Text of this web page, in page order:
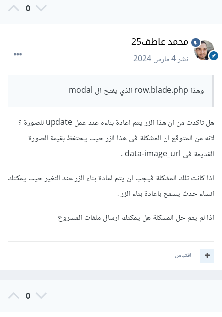
0
محمد عاطف25
نشر4 مارس 2024
وهذا row.blade.php الذي يفتح ال modal
هل تاكدت من ان هذا الزر يتم اعادة بناءه عند عمل update للصورة ؟
لانه من المتوقع ان المشكلة فى هذا الزر حيث يحتفظ بقيمة الصورة
القديمة فى data-image_url .
اذا كانت تلك المشكلة فيجب ان يتم اعادة بناء الزر عند التغير حيث يمكنك
انشاء حدث يسمح باعادة بناء الزر .
اذا لم يتم حل المشكلة هل يمكنك ارسال ملفات المشروع
اقتباس
0